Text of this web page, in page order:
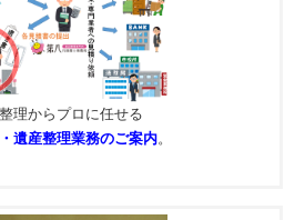
理からプロに任せる
遺産整理業務のご案内。